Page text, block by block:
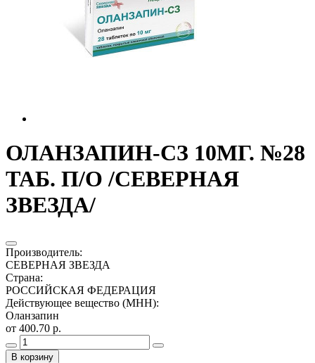
ОЛАНЗАПИН-СЗ 10МГ. №28
ТАБ. П/О /СЕВЕРНАЯ
ЗВЕЗДА/
Производитель:
СЕВЕРНАЯ ЗВЕЗДА
Страна:
РОССИЙСКАЯ ФЕДЕРАЦИЯ
Действующее вещество (МНН):
Оланзапин
от 400.70 р.
В корзину